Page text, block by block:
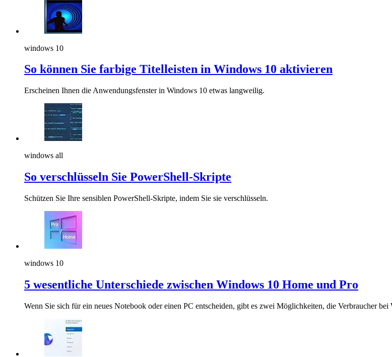
windows 10
So können Sie farbige Titelleisten in Windows 10 aktivieren
Erscheinen Ihnen die Anwendungsfenster in Windows 10 etwas langweilig.
windows all
So verschlüsseln Sie PowerShell-Skripte
Schützen Sie Ihre sensiblen PowerShell-Skripte, indem Sie sie verschlüsseln.
windows 10
5 wesentliche Unterschiede zwischen Windows 10 Home und Pro
Wenn Sie sich für ein neues Notebook oder einen PC entscheiden, gibt es zwei Möglichkeiten, die Verbraucher